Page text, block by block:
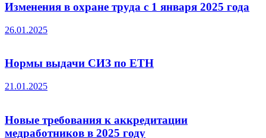
Изменения в охране труда с 1 января 2025 года
26.01.2025
Нормы выдачи СИЗ по ЕТН
21.01.2025
Новые требования к аккредитации
медработников в 2025 году